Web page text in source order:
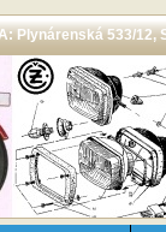
Plynárenská 533/12,